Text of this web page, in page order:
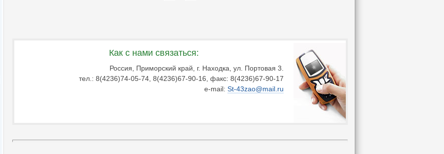
Как с нами связаться:
Россия, Приморский край, г. Находка, ул. Портовая 3.
тел.: 8(4236)74-05-74, 8(4236)67-90-16, факс: 8(4236)67-90-17
e-mail: St-43zao@mail.ru